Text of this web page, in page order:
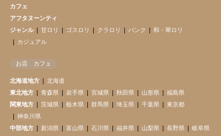
カフェ
アフタヌーンティ
ジャンル
甘ロリ ゴスロリ クラロリ パンク
和・華ロリ
カジュアル
お店 カフェ
北海道地方
北海道
東北地方
青森県 岩手県 宮城県 秋田県 山形県
福島県
関東地方
茨城県 栃木県 群馬県 埼玉県 千葉県
東京都
神奈川県
中部地方
新潟県 富山県 石川県 福井県 山梨県 長野県
岐阜県